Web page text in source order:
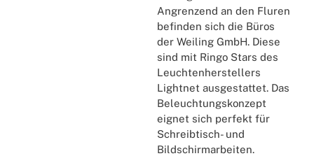
Angrenzend an den Fluren
befinden sich die Büros
der Weiling GmbH. Diese
sind mit Ringo Stars des
Leuchtenherstellers
Lightnet ausgestattet. Das
Beleuchtungskonzept
eignet sich perfekt für
Schreibtisch- und
Bildschirmarbeiten.